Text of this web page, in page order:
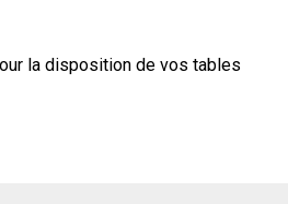
la disposition de vos tables